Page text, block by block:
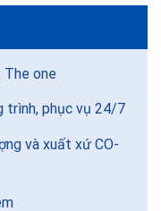
The one
trình, phục vụ 24/7
và xuất xứ CO-